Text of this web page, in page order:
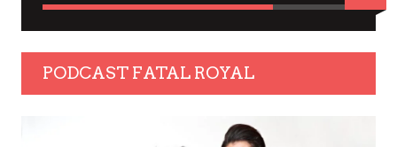
PODCAST FATAL ROYAL